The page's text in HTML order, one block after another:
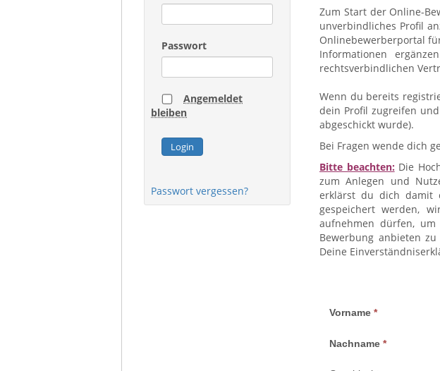
Passwort
Angemeldet
bleiben
Login
Passwort vergessen?
Zum Start der Online-
unverbindliches Profil
Onlinebewerberportal
Informationen
rechtsverbindlichen
Wenn du bereits
dein Profil zugreifen
abgeschickt wurde).
Bei Fragen wende dich
Bitte beachten: Die
zum Anlegen und
erklärst du dich damit
gespeichert werden,
aufnehmen dürfen,
Bewerbung anbieten
Deine
Vorname
Nachname